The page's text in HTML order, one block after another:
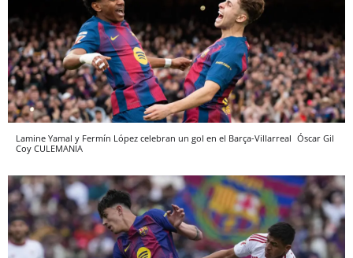
Lamine Yamal y Fermín López celebran un gol en el Barça-Villarreal Óscar Gil
Coy CULEMANIA